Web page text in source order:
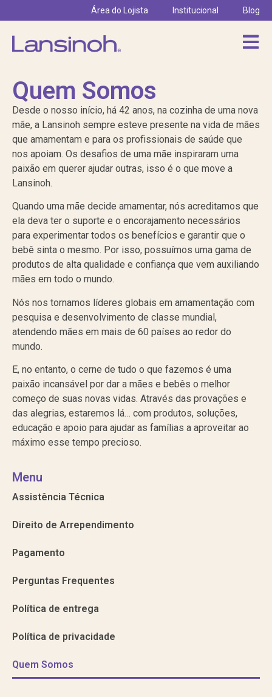
Área do Lojista Institucional Blog
Menu
Assistência Técnica
Direito de Arrependimento
Pagamento
Perguntas Frequentes
Política de entrega
Política de privacidade
Quem Somos
Quem Somos
Desde o nosso início, há 42 anos, na cozinha de uma nova
mãe, a Lansinoh sempre esteve presente na vida de mães
que amamentam e para os profissionais de saúde que
nos apoiam. Os desafios de uma mãe inspiraram uma
paixão em querer ajudar outras, isso é o que move a
Lansinoh.
Quando uma mãe decide amamentar, nós acreditamos que
ela deva ter o suporte e o encorajamento necessários
para experimentar todos os benefícios e garantir que o
bebê sinta o mesmo. Por isso, possuímos uma gama de
produtos de alta qualidade e confiança que vem auxiliando
mães em todo o mundo.
Nós nos tornamos líderes globais em amamentação com
pesquisa e desenvolvimento de classe mundial,
atendendo mães em mais de 60 países ao redor do
mundo.
E, no entanto, o cerne de tudo o que fazemos é uma
paixão incansável por dar a mães e bebês o melhor
começo de suas novas vidas. Através das provações e
das alegrias, estaremos lá… com produtos, soluções,
educação e apoio para ajudar as famílias a aproveitar ao
máximo esse tempo precioso.